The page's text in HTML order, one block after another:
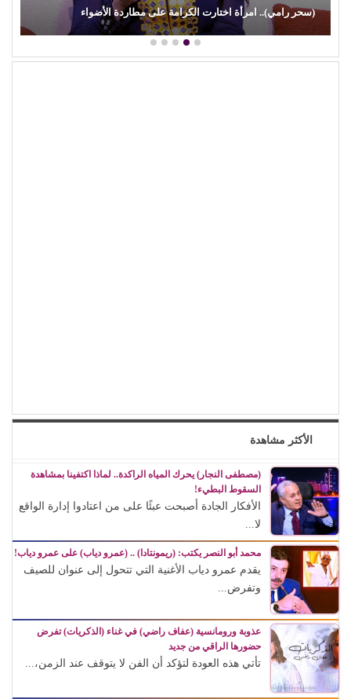
(سحر رامي).. امرأة اختارت الكرامة على مطاردة الأضواء
الأكثر مشاهدة
(مصطفى النجار) يحرك المياه الراكدة.. لماذا اكتفينا بمشاهدة
السقوط البطيء!
الأفكار الجادة أصبحت عبئًا على من اعتادوا إدارة الواقع
لا...
محمد أبو النصر يكتب: (ريمونتادا) .. (عمرو دياب) على عمرو دياب!
يقدم عمرو دياب الأغنية التي تتحول إلى عنوان للصيف
وتفرض...
عذوبة ورومانسية (عفاف راضي) في غناء (الذكريات) تفرض
حضورها الراقي من جديد
تأتي هذه العودة لتؤكد أن الفن لا يتوقف عند الزمن،...